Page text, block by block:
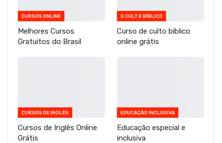
CURSOS ONLINE
Melhores Cursos
Gratuitos do Brasil
O CULTO BÍBLICO
Curso de culto bíblico
online grátis
CURSOS DE INGLÊS
Cursos de Inglês Online
Grátis
EDUCAÇÃO INCLUSIVA
Educação especial e
inclusiva